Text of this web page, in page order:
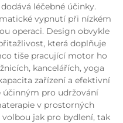
léčebné účinky.
vypnutí při nízkém
operaci. Design obvykle
která doplňuje
tiše pracující motor ho
kancelářích, yoga
zařízení a efektivní
účinným pro udržování
v prostorných
jak pro bydlení, tak